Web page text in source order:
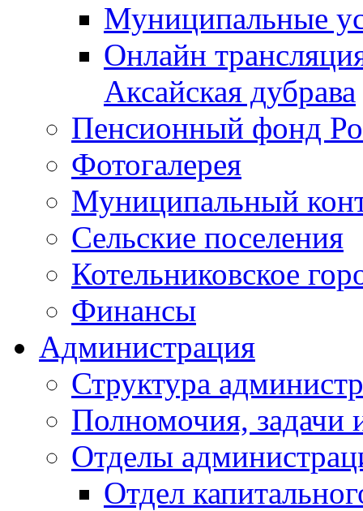
Муниципальные
Онлайн
Аксайская дубрава
Пенсионный фонд
Фотогалерея
Муниципальный
Сельские поселения
Котельниковское
Финансы
Администрация
Структура
Полномочия, задачи
Отделы
Отдел